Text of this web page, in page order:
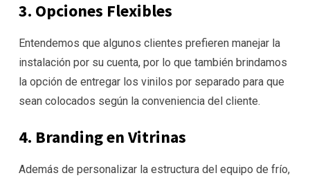
3. Opciones Flexibles
Entendemos que algunos clientes prefieren manejar la
instalación por su cuenta, por lo que también brindamos
la opción de entregar los vinilos por separado para que
sean colocados según la conveniencia del cliente.
4. Branding en Vitrinas
Además de personalizar la estructura del equipo de frío,